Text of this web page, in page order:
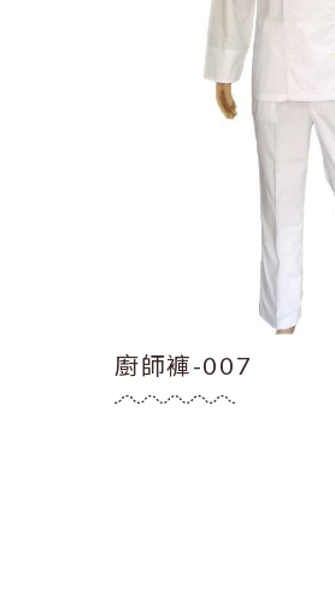
廚師褲-007